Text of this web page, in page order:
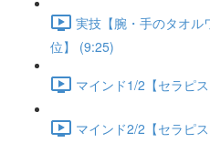
実技【腕・手のタオル
位】 (9:25)
マインド1/2【セラピ
マインド2/2【セラピ